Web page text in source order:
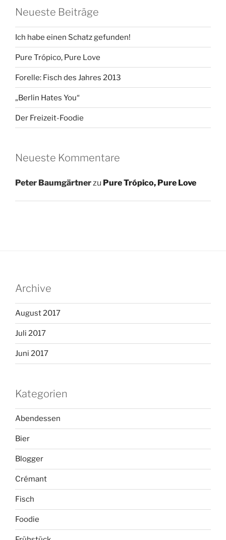
Neueste Beiträge
Ich habe einen Schatz gefunden!
Pure Trópico, Pure Love
Forelle: Fisch des Jahres 2013
„Berlin Hates You“
Der Freizeit-Foodie
Neueste Kommentare
Peter Baumgärtner zu Pure Trópico, Pure Love
Archive
August 2017
Juli 2017
Juni 2017
Kategorien
Abendessen
Bier
Blogger
Crémant
Fisch
Foodie